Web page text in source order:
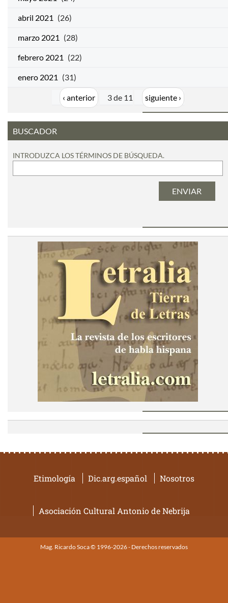
abril 2021 (26)
marzo 2021 (28)
febrero 2021 (22)
enero 2021 (31)
‹ anterior 3 de 11 siguiente ›
BUSCADOR
INTRODUZCA LOS TÉRMINOS DE BÚSQUEDA.
Etimología Dic.arg.español Nosotros
Asociación Cultural Antonio de Nebrija
Mag. Ricardo Soca © 1996-2026 - Derechos reservados